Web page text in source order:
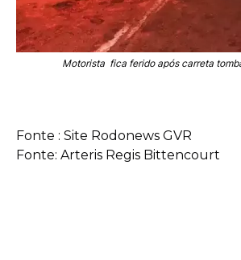
Motorista fica ferido após carreta
Fonte : Site Rodonews GVR
Fonte: Arteris Regis Bittencourt